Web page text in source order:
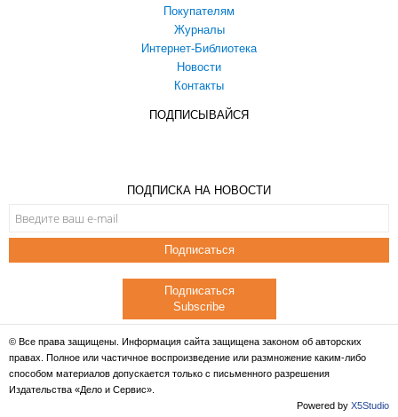
Покупателям
Журналы
Интернет-Библиотека
Новости
Контакты
ПОДПИСЫВАЙСЯ
ПОДПИСКА НА НОВОСТИ
Подписаться
Подписаться
Subscribe
© Все права защищены. Информация сайта защищена законом об авторских
правах. Полное или частичное воспроизведение или размножение каким-либо
способом материалов допускается только с письменного разрешения
Издательства «Дело и Сервис».
Powered by X5Studio